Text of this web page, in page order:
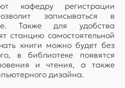
кафедру регистрации
записываться в
Также для удобства
станцию самостоятельной
книги можно будет без
в библиотеке появятся
и чтения, а также
дизайна.